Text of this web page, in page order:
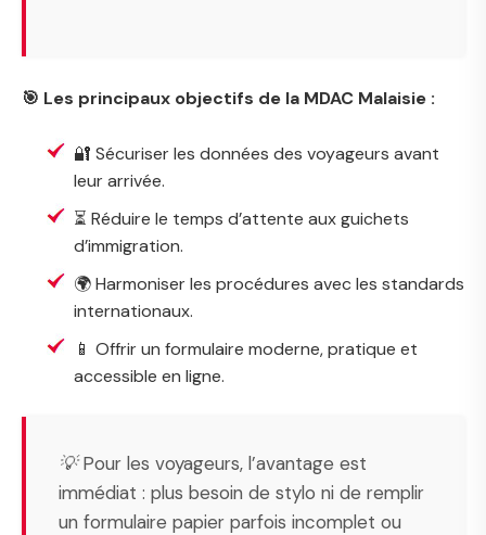
🎯 Les principaux objectifs de la MDAC Malaisie :
🔐 Sécuriser les données des voyageurs avant
leur arrivée.
⏳ Réduire le temps d’attente aux guichets
d’immigration.
🌍 Harmoniser les procédures avec les standards
internationaux.
📱 Offrir un formulaire moderne, pratique et
accessible en ligne.
💡 Pour les voyageurs, l’avantage est
immédiat : plus besoin de stylo ni de remplir
un formulaire papier parfois incomplet ou